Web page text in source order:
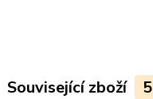
Související zboží 5